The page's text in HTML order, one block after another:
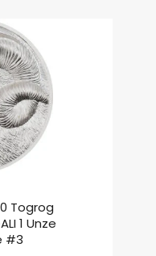
Togrog
1 Unze
#3